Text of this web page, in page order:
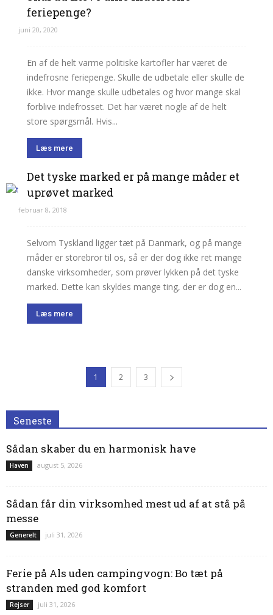
feriepenge?
juni 20, 2020
En af de helt varme politiske kartofler har været de
indefrosne feriepenge. Skulle de udbetale eller skulle de
ikke. Hvor mange skulle udbetales og hvor mange skal
forblive indefrosset. Det har været nogle af de helt
store spørgsmål. Hvis...
Læs mere
Det tyske marked er på mange måder et
uprøvet marked
februar 8, 2018
Selvom Tyskland ligger tæt på Danmark, og på mange
måder er storebror til os, så er der dog ikke ret mange
danske virksomheder, som prøver lykken på det tyske
marked. Dette kan skyldes mange ting, der er dog en...
Læs mere
1 2 3
Seneste
Sådan skaber du en harmonisk have
Haven august 5, 2026
Sådan får din virksomhed mest ud af at stå på
messe
Generelt juli 31, 2026
Ferie på Als uden campingvogn: Bo tæt på
stranden med god komfort
Rejser juli 31, 2026